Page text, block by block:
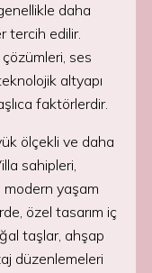
daha
tercih edilir.
ses
altyapı
faktörlerdir.
ölçekli ve daha
sahipleri,
modern yaşam
özel tasarım iç
taşlar, ahşap
düzenlemeleri